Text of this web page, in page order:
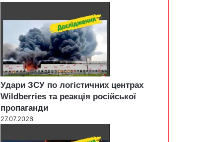
Удари ЗСУ по логістичних центрах
Wildberries та реакція російської
пропаганди
27.07.2026